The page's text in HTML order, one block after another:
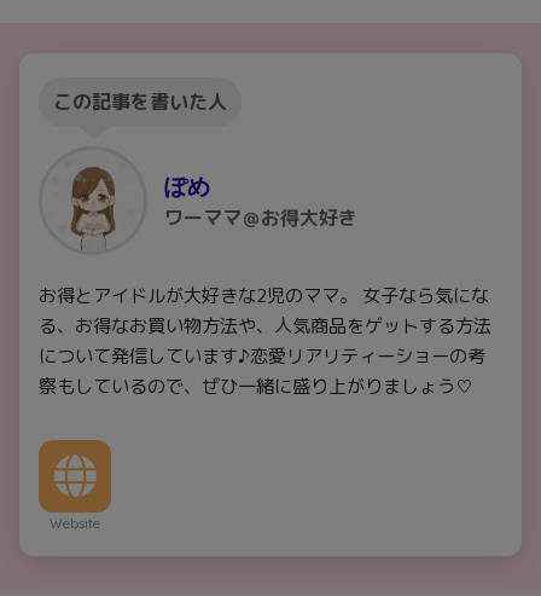
この記事を書いた人
ぽめ
ワーママ＠お得大好き
お得とアイドルが大好きな2児のママ。 女子なら気にな
る、お得なお買い物方法や、人気商品をゲットする方法
について発信しています♪恋愛リアリティーショーの考
察もしているので、ぜひ一緒に盛り上がりましょう♡
Website